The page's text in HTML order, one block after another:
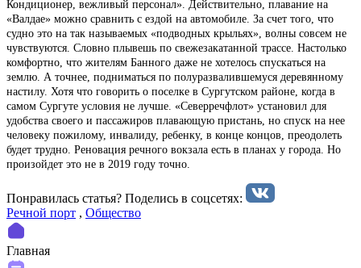
Кондиционер, вежливый персонал». Действительно, плавание на
«Валдае» можно сравнить с ездой на автомобиле. За счет того, что
судно это на так называемых «подводных крыльях», волны совсем не
чувствуются. Словно плывешь по свежезакатанной трассе. Настолько
комфортно, что жителям Банного даже не хотелось спускаться на
землю. А точнее, подниматься по полуразвалившемуся деревянному
настилу. Хотя что говорить о поселке в Сургутском районе, когда в
самом Сургуте условия не лучше. «Северречфлот» установил для
удобства своего и пассажиров плавающую пристань, но спуск на нее
человеку пожилому, инвалиду, ребенку, в конце концов, преодолеть
будет трудно. Реновация речного вокзала есть в планах у города. Но
произойдет это не в 2019 году точно.
Понравилась статья? Поделиcь в соцсетях:
Речной порт , Общество
Главная